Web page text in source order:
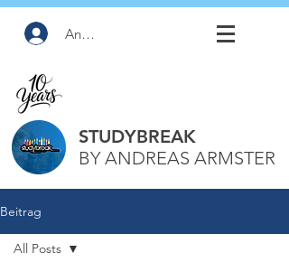
Anmelden
STUDYBREAK
BY ANDREAS ARMSTER
Beitrag
All Posts